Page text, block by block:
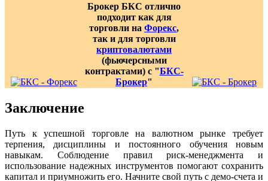
Брокер БКС отлично
подходит как для
торговли на Форекс,
так и для торговли
криптовалютами
(фьючерсными
контрактами) с "БКС-
Брокер"
Заключение
Путь к успешной торговле на валютном рынке требует
терпения, дисциплины и постоянного обучения новым
навыкам. Соблюдение правил риск-менеджмента и
использование надежных инструментов помогают сохранить
капитал и приумножить его. Начните свой путь с демо-счета и